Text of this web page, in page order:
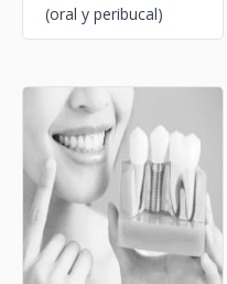
(oral y peribucal)